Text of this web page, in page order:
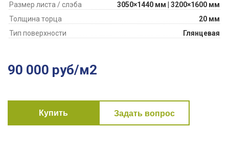
Размер листа / слэба
3050×1440 мм | 3200×1600 мм
Толщина торца
20 мм
Тип поверхности
Глянцевая
90 000 руб/м2
Купить Задать вопрос